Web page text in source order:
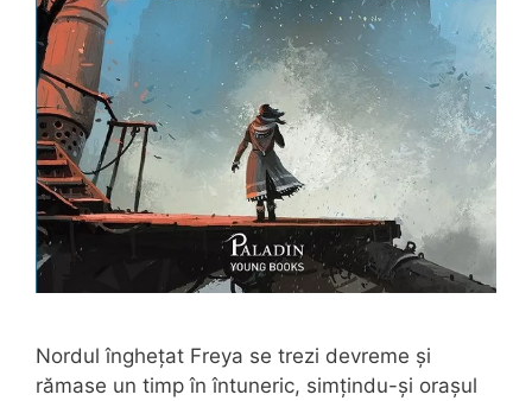
Nordul înghețat Freya se trezi devreme și
rămase un timp în întuneric, simțindu-și orașul